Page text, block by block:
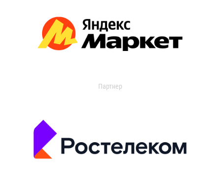
Партнер